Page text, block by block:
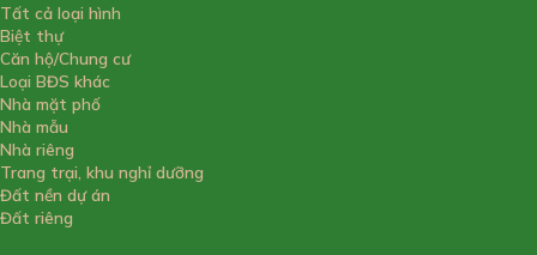
Tất cả loại hình
Biệt thự
Căn hộ/Chung cư
Loại BĐS khác
Nhà mặt phố
Nhà mẫu
Nhà riêng
Trang trại, khu nghỉ dưỡng
Đất nền dự án
Đất riêng